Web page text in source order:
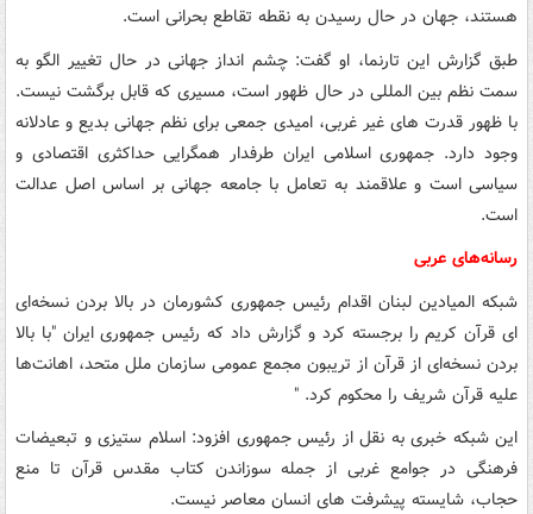
هستند، جهان در حال رسیدن به نقطه تقاطع بحرانی است.
طبق گزارش این تارنما، او گفت: چشم انداز جهانی در حال تغییر الگو به
سمت نظم بین المللی در حال ظهور است، مسیری که قابل برگشت نیست.
با ظهور قدرت های غیر غربی، امیدی جمعی برای نظم جهانی بدیع و عادلانه
وجود دارد. جمهوری اسلامی ایران طرفدار همگرایی حداکثری اقتصادی و
سیاسی است و علاقمند به تعامل با جامعه جهانی بر اساس اصل عدالت
است.
رسانه‌های عربی
شبکه المیادین لبنان اقدام رئیس جمهوری کشورمان در بالا بردن نسخه‌ای
ای قرآن کریم را برجسته کرد و گزارش داد که رئیس جمهوری ایران "با بالا
بردن نسخه‌ای از قرآن از تریبون مجمع عمومی سازمان ملل متحد، اهانت‌ها
علیه قرآن شریف را محکوم کرد. "
این شبکه خبری به نقل از رئیس جمهوری افزود: اسلام ستیزی و تبعیضات
فرهنگی در جوامع غربی از جمله سوزاندن کتاب مقدس قرآن تا منع
حجاب، شایسته پیشرفت های انسان معاصر نیست.